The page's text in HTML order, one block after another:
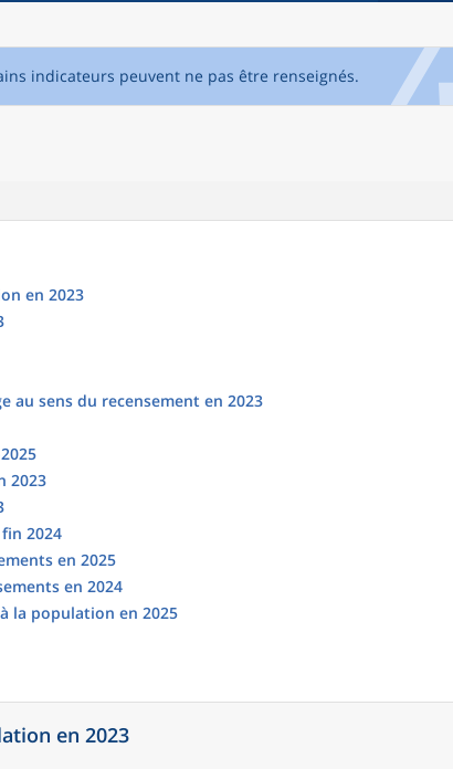
indicateurs peuvent ne pas être renseignés.
en 2023
au sens du recensement en 2023
2023
2024
en 2025
en 2024
la population en 2025
en 2023